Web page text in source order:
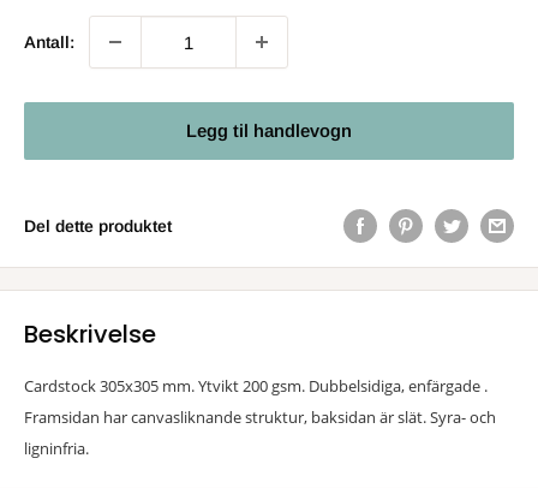
Antall:
Legg til handlevogn
Del dette produktet
Beskrivelse
Cardstock 305x305 mm. Ytvikt 200 gsm. Dubbelsidiga, enfärgade .
Framsidan har canvasliknande struktur, baksidan är slät. Syra- och
ligninfria.